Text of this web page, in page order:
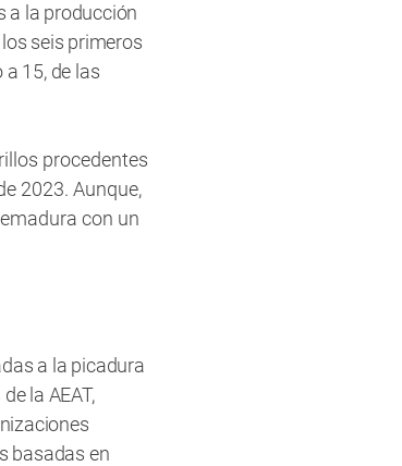
a la producción
seis primeros
15, de las
procedentes
2023. Aunque,
con un
a la picadura
la AEAT,
basadas en